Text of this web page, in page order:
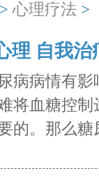
> 心理疗法 >
理 自我治
病病情有
将血糖控
的。那么